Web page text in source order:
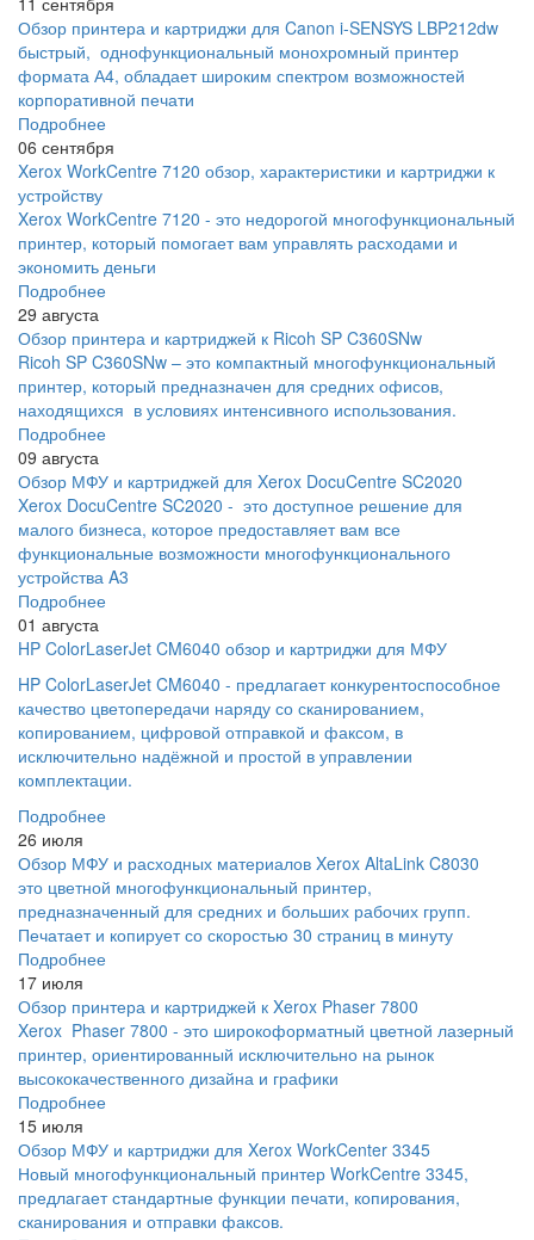
Обзор принтера и картриджи для Canon i-SENSYS LBP212dw
быстрый, однофункциональный монохромный принтер
формата А4, обладает широким спектром возможностей
корпоративной печати
Подробнее
06 сентября
Xerox WorkCentre 7120 обзор, характеристики и картриджи к
устройству
Xerox WorkCentre 7120 - это недорогой многофункциональный
принтер, который помогает вам управлять расходами и
экономить деньги
Подробнее
29 августа
Обзор принтера и картриджей к Ricoh SP C360SNw
Ricoh SP C360SNw – это компактный многофункциональный
принтер, который предназначен для средних офисов,
находящихся в условиях интенсивного использования.
Подробнее
09 августа
Обзор МФУ и картриджей для Xerox DocuCentre SC2020
Xerox DocuCentre SC2020 - это доступное решение для
малого бизнеса, которое предоставляет вам все
функциональные возможности многофункционального
устройства A3
Подробнее
01 августа
HP ColorLaserJet CM6040 обзор и картриджи для МФУ
HP ColorLaserJet CM6040 - предлагает конкурентоспособное
качество цветопередачи наряду со сканированием,
копированием, цифровой отправкой и факсом, в
исключительно надёжной и простой в управлении
комплектации.
Подробнее
26 июля
Обзор МФУ и расходных материалов Xerox AltaLink C8030
это цветной многофункциональный принтер,
предназначенный для средних и больших рабочих групп.
Печатает и копирует со скоростью 30 страниц в минуту
Подробнее
17 июля
Обзор принтера и картриджей к Xerox Phaser 7800
Xerox Phaser 7800 - это широкоформатный цветной лазерный
принтер, ориентированный исключительно на рынок
высококачественного дизайна и графики
Подробнее
15 июля
Обзор МФУ и картриджи для Xerox WorkCenter 3345
Новый многофункциональный принтер WorkCentre 3345,
предлагает стандартные функции печати, копирования,
сканирования и отправки факсов.